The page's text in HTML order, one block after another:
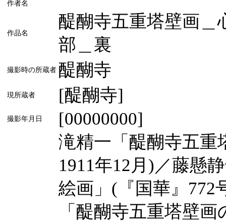
作者名
作品名
醍醐寺五重塔壁画＿
部＿裏
撮影時の所蔵者 醍醐寺
現所蔵者 [醍醐寺]
撮影年月日 [00000000]
滝精一「醍醐寺五重
1911年12月)／藤懸
絵画」(『国華』772
「醍醐寺五重塔壁